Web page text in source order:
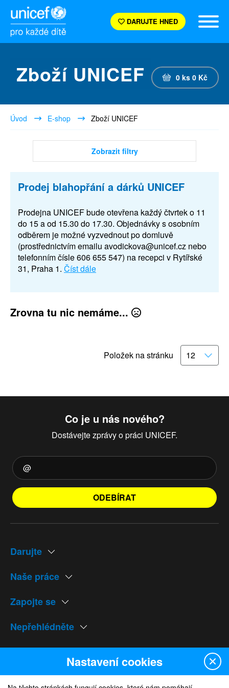
DARUJTE HNED
Zboží UNICEF 0 ks 0 Kč
Úvod E-shop Zboží UNICEF
Zobrazit filtry
Prodej blahopřání a dárků UNICEF
Prodejna UNICEF bude otevřena každý čtvrtek o 11
do 15 a od 15.30 do 17.30. Objednávky s osobním
odběrem je možné vyzvednout po domluvě
(prostřednictvím emailu avodickova@unicef.cz nebo
telefonním čísle 606 655 547) na recepci v Rytířské
31, Praha 1. Číst dále
Zrovna tu nic nemáme...
Položek na stránku
Co je u nás nového?
Dostávejte zprávy o práci UNICEF.
ODEBÍRAT
Darujte
Naše práce
Zapojte se
Nepřehlédněte
Naše weby
Nastavení cookies